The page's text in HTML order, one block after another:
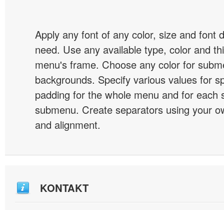
Apply any font of any color, size and font
need. Use any available type, color and
menu's frame. Choose any color for
backgrounds. Specify various values for
padding for the whole menu and for each
submenu. Create separators using your
and alignment.
KONTAKT